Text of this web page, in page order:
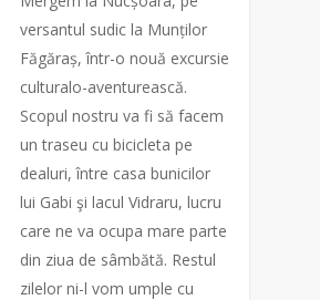
versantul sudic la Munților
Făgăraș, într-o nouă excursie
culturalo-aventurească.
Scopul nostru va fi să facem
un traseu cu bicicleta pe
dealuri, între casa bunicilor
lui Gabi şi lacul Vidraru, lucru
care ne va ocupa mare parte
din ziua de sâmbătă. Restul
zilelor ni-l vom umple cu